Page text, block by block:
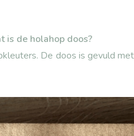
is de holahop doos?
De doos is gevuld